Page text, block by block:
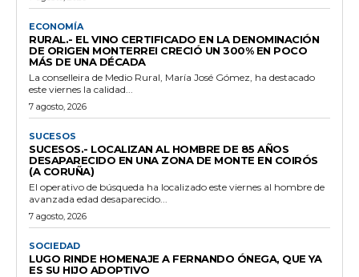
ECONOMÍA
RURAL.- EL VINO CERTIFICADO EN LA DENOMINACIÓN
DE ORIGEN MONTERREI CRECIÓ UN 300% EN POCO
MÁS DE UNA DÉCADA
La conselleira de Medio Rural, María José Gómez, ha destacado
este viernes la calidad...
7 agosto, 2026
SUCESOS
SUCESOS.- LOCALIZAN AL HOMBRE DE 85 AÑOS
DESAPARECIDO EN UNA ZONA DE MONTE EN COIRÓS
(A CORUÑA)
El operativo de búsqueda ha localizado este viernes al hombre de
avanzada edad desaparecido...
7 agosto, 2026
SOCIEDAD
LUGO RINDE HOMENAJE A FERNANDO ÓNEGA, QUE YA
ES SU HIJO ADOPTIVO